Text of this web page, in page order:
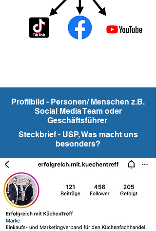
Profilbild - Personen/ Menschen z.B.
Social Media Team oder
Geschäftsführer
Steckbrief - USP, Was macht uns
besonders?